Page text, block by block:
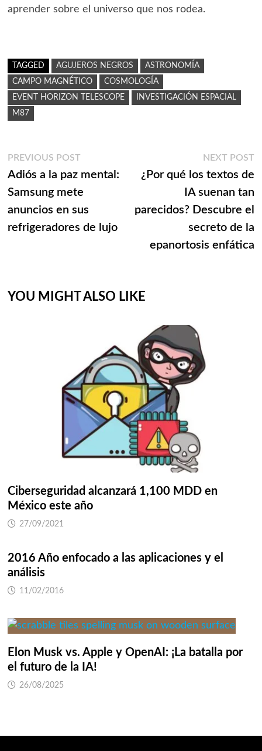
aprender sobre el universo que nos rodea.
TAGGED AGUJEROS NEGROS
ASTRONOMÍA
CAMPO MAGNÉTICO
COSMOLOGÍA
EVENT HORIZON TELESCOPE
INVESTIGACIÓN ESPACIAL
M87
Navegación
de
entradas
PREVIOUS POSTPrevious
post:
Adiós a la paz mental:
Samsung mete
anuncios en sus
refrigeradores de lujo
NEXT POST
¿Por qué los textos de
IA suenan tan
parecidos? Descubre el
secreto de la
epanortosis enfática
YOU MIGHT ALSO LIKE
Ciberseguridad alcanzará 1,100 MDD en
México este año
27/09/2021
2016 Año enfocado a las aplicaciones y el
análisis
11/02/2016
Elon Musk vs. Apple y OpenAI: ¡La batalla por
el futuro de la IA!
26/08/2025